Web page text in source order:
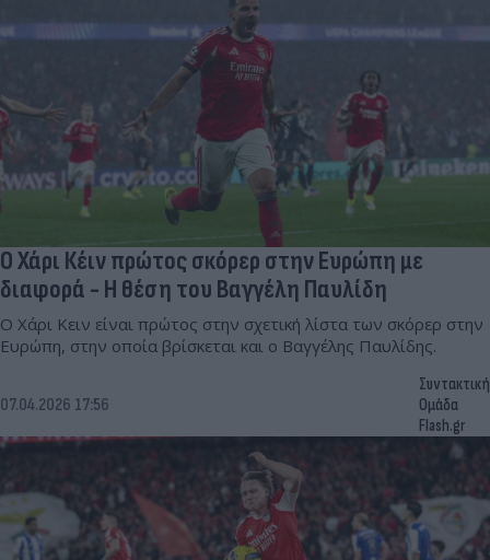
Ο Χάρι Κέιν πρώτος σκόρερ στην Ευρώπη με
διαφορά - Η θέση του Βαγγέλη Παυλίδη
Ο Χάρι Κειν είναι πρώτος στην σχετική λίστα των σκόρερ στην
Ευρώπη, στην οποία βρίσκεται και ο Βαγγέλης Παυλίδης.
07.04.2026 17:56
Συντακτική
Ομάδα
Flash.gr